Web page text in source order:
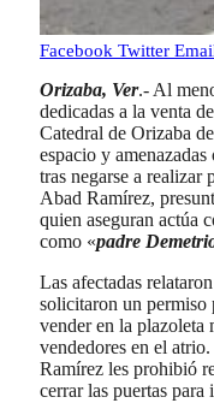
Facebook Twitter
Orizaba, Ver.- Al
dedicadas a la venta
Catedral de Orizaba
espacio y
tras negarse a realizar
Abad Ramírez,
quien aseguran actúa
como «padre
Las afectadas
solicitaron un permiso
vender en la plazoleta
vendedores en el
Ramírez les prohibió
cerrar las puertas